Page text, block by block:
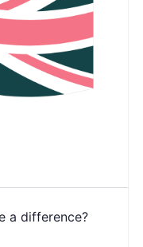
a difference?